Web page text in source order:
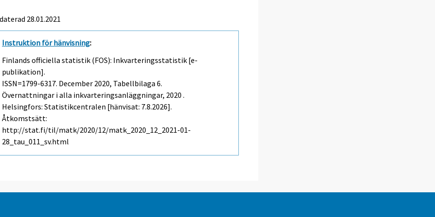
28.01.2021
Instruktion för hänvisning:
Finlands officiella statistik (FOS): Inkvarteringsstatistik [e-
publikation].
ISSN=1799-6317. December 2020, Tabellbilaga 6.
Övernattningar i alla inkvarteringsanläggningar, 2020 .
Helsingfors: Statistikcentralen [hänvisat: 7.8.2026].
Åtkomstsätt:
http://stat.fi/til/matk/2020/12/matk_2020_12_2021-01-
28_tau_011_sv.html